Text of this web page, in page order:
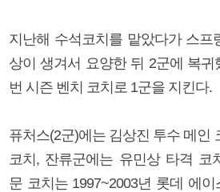
지난해 수석코치를 맡았다가 스프
상이 생겨서 요양한 뒤 2군에 복귀
번 시즌 벤치 코치로 1군을 지킨다.
퓨처스(2군)에는 김상진 투수 메인
코치, 잔류군에는 유민상 타격 코
문 코치는 1997~2003년 롯데 에